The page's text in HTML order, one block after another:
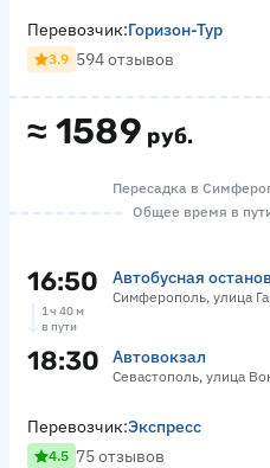
≈ 1589 руб.
Перевозчик:Горизон-Тур
3.9 594 отзывов
Пересадка в
Общее время в
16:50 Автобусная
Симферополь, улица
1 ч 40 м
в пути
18:30 Автовокзал
Севастополь, улица
Перевозчик:Экспресс
4.5 75 отзывов